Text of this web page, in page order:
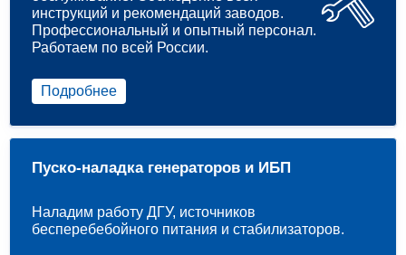
инструкций и рекомендаций заводов.
Профессиональный и опытный персонал.
Работаем по всей России.
Подробнее
Пуско-наладка генераторов и ИБП
Наладим работу ДГУ, источников
бесперебебойного питания и стабилизаторов.